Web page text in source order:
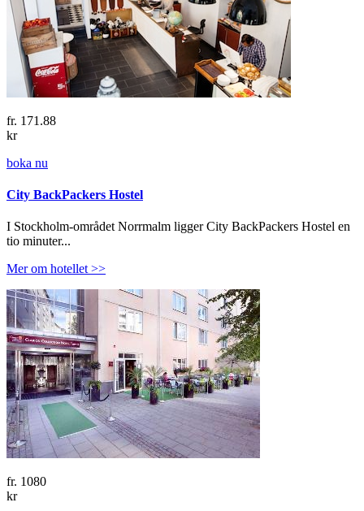
fr. 171.88
kr
boka nu
City BackPackers Hostel
I Stockholm-området Norrmalm ligger City BackPackers Hostel en
tio minuter...
Mer om hotellet >>
fr. 1080
kr